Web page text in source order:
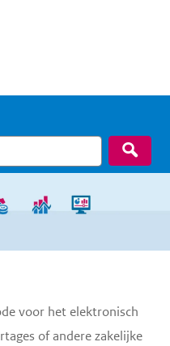
voor het elektronisch
of andere zakelijke